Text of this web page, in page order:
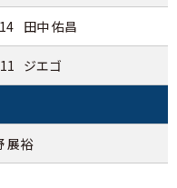
田中 佑昌
ジエゴ
展裕